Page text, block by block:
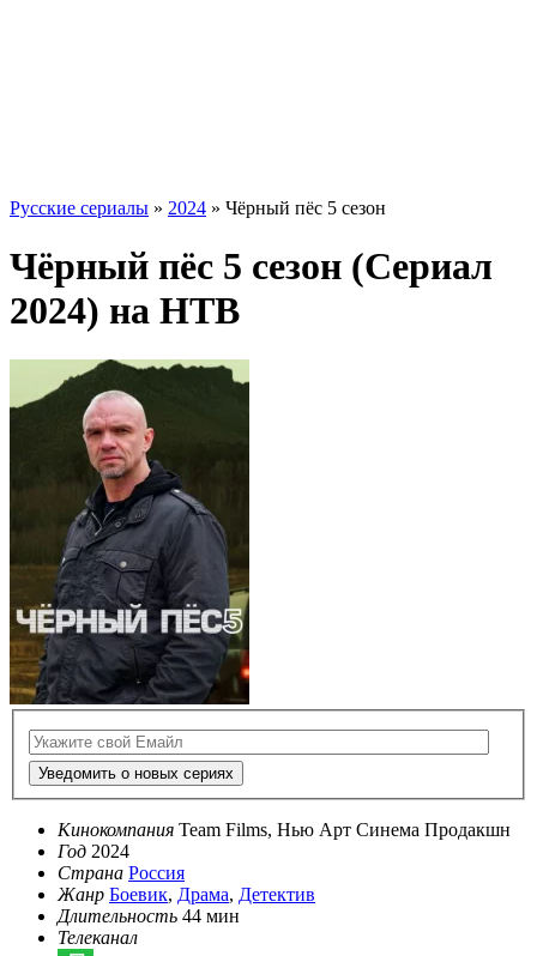
Русские сериалы » 2024 » Чёрный пёс 5 сезон
Чёрный пёс 5 сезон (Сериал
2024) на НТВ
Уведомить о новых сериях
Кинокомпания Team Films, Нью Арт Синема Продакшн
Год 2024
Страна Россия
Жанр Боевик, Драма, Детектив
Длительность 44 мин
Телеканал